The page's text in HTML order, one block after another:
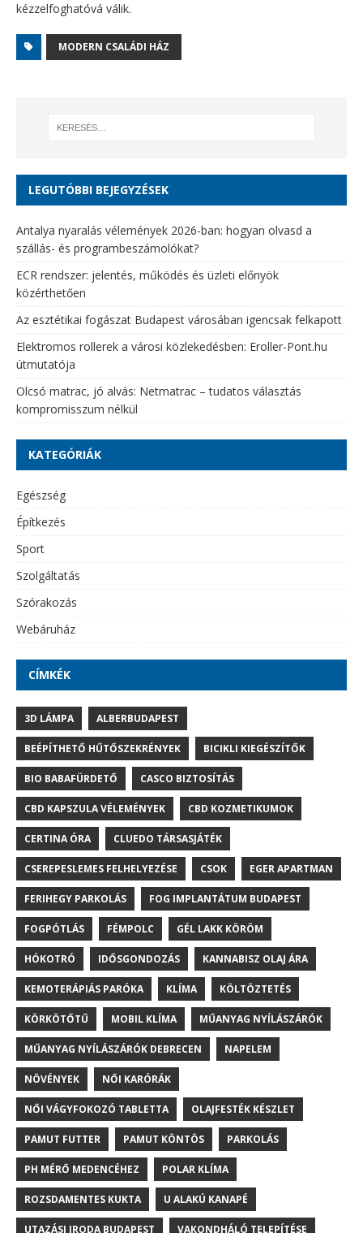
kézzelfoghatóvá válik.
MODERN CSALÁDI HÁZ
LEGUTÓBBI BEJEGYZÉSEK
Antalya nyaralás vélemények 2026-ban: hogyan olvasd a
szállás- és programbeszámolókat?
ECR rendszer: jelentés, működés és üzleti előnyök
közérthetően
Az esztétikai fogászat Budapest városában igencsak felkapott
Elektromos rollerek a városi közlekedésben: Eroller-Pont.hu
útmutatója
Olcsó matrac, jó alvás: Netmatrac – tudatos választás
kompromisszum nélkül
KATEGÓRIÁK
Egészség
Építkezés
Sport
Szolgáltatás
Szórakozás
Webáruház
CÍMKÉK
3D LÁMPA ALBERBUDAPEST
BEÉPÍTHETŐ HŰTŐSZEKRÉNYEK BICIKLI KIEGÉSZÍTŐK
BIO BABAFÜRDETŐ CASCO BIZTOSÍTÁS
CBD KAPSZULA VÉLEMÉNYEK CBD KOZMETIKUMOK
CERTINA ÓRA CLUEDO TÁRSASJÁTÉK
CSEREPESLEMES FELHELYEZÉSE CSOK EGER APARTMAN
FERIHEGY PARKOLÁS FOG IMPLANTÁTUM BUDAPEST
FOGPÓTLÁS FÉMPOLC GÉL LAKK KÖRÖM
HÓKOTRÓ IDŐSGONDOZÁS KANNABISZ OLAJ ÁRA
KEMOTERÁPIÁS PARÓKA KLÍMA KÖLTÖZTETÉS
KÖRKÖTŐTŰ MOBIL KLÍMA MŰANYAG NYÍLÁSZÁRÓK
MŰANYAG NYÍLÁSZÁRÓK DEBRECEN NAPELEM
NÖVÉNYEK NŐI KARÓRÁK
NŐI VÁGYFOKOZÓ TABLETTA OLAJFESTÉK KÉSZLET
PAMUT FUTTER PAMUT KÖNTÖS PARKOLÁS
PH MÉRŐ MEDENCÉHEZ POLAR KLÍMA
ROZSDAMENTES KUKTA U ALAKÚ KANAPÉ
UTAZÁSI IRODA BUDAPEST VAKONDHÁLÓ TELEPÍTÉSE